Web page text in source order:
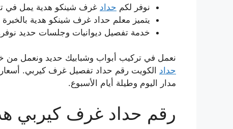
نوفر لكم حداد غرف شينكو هدية يمل في
يتميز معلم حداد غرف شينكو هدية بالخبرة
خدمة تفصيل ديوانيات وجلسات حديد
نعمل في تركيب أبواب وشبابيك حديد ونعمل من
حداد الكويت رقم حداد تفصيل غرف كيربي.
مدار اليوم وطيلة أيام الأسبوع.
رقم حداد غرف كيربي